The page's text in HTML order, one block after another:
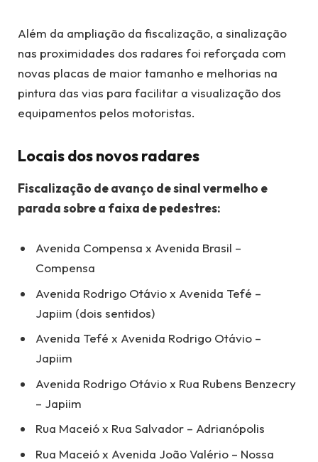
Além da ampliação da fiscalização, a sinalização
nas proximidades dos radares foi reforçada com
novas placas de maior tamanho e melhorias na
pintura das vias para facilitar a visualização dos
equipamentos pelos motoristas.
Locais dos novos radares
Fiscalização de avanço de sinal vermelho e
parada sobre a faixa de pedestres:
Avenida Compensa x Avenida Brasil –
Compensa
Avenida Rodrigo Otávio x Avenida Tefé –
Japiim (dois sentidos)
Avenida Tefé x Avenida Rodrigo Otávio –
Japiim
Avenida Rodrigo Otávio x Rua Rubens Benzecry
– Japiim
Rua Maceió x Rua Salvador – Adrianópolis
Rua Maceió x Avenida João Valério – Nossa